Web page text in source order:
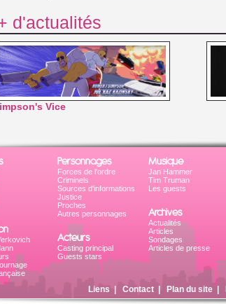
d'actualités
Vice
Personnages
Forces de l'ordre
Criminels
Sources d'informations
Justice
Proches
Autres personnages
Acteurs
Casting principal
Guests stars
Musique
Jan Hammer
Tim Truman
Les guests
Archives
Actualités
Articles
Sondages
Articles de presse
Liens Contact| Plan du site|